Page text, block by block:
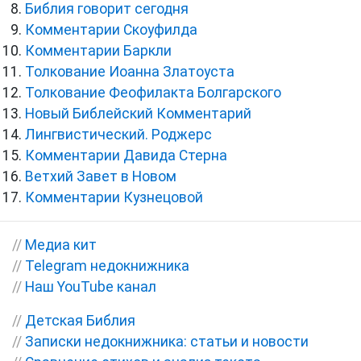
Библия говорит сегодня
Комментарии Скоуфилда
Комментарии Баркли
Толкование Иоанна Златоуста
Толкование Феофилакта Болгарского
Новый Библейский Комментарий
Лингвистический. Роджерс
Комментарии Давида Стерна
Ветхий Завет в Новом
Комментарии Кузнецовой
// Медиа кит
// Telegram недокнижника
// Наш YouTube канал
// Детская Библия
// Записки недокнижника: статьи и новости